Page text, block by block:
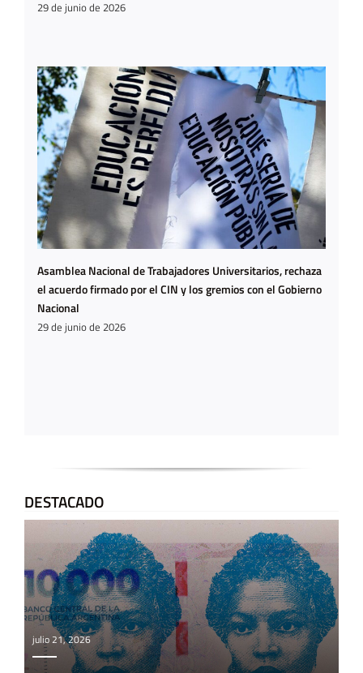
29 de junio de 2026
Asamblea Nacional de Trabajadores Universitarios, rechaza
el acuerdo firmado por el CIN y los gremios con el Gobierno
Nacional
29 de junio de 2026
DESTACADO
julio 21, 2026